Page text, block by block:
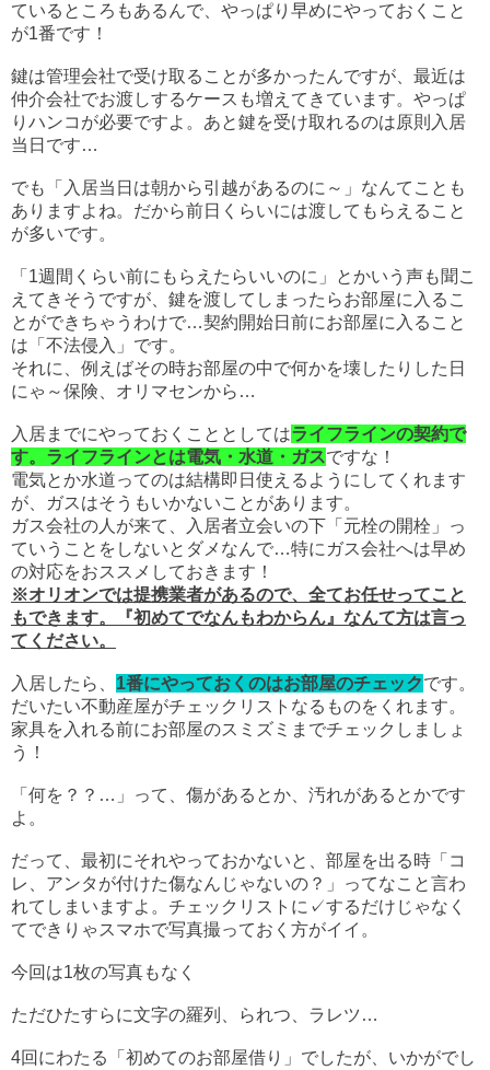
ているところもあるんで、やっぱり早めにやっておくこと
が1番です！
鍵は管理会社で受け取ることが多かったんですが、最近は
仲介会社でお渡しするケースも増えてきています。やっぱ
り ハンコが必要ですよ。あと鍵を受け取れるのは原則入居
当日 です…
でも「入居当日は朝から引越があるのに～」なんてことも
ありますよね。だから前日くらいには渡してもらえること
が多いです。
「1週間くらい前にもらえたらいいのに」とかいう声も聞こ
えてきそうですが、鍵を渡してしまったらお部屋に入るこ
とができちゃうわけで…契約開始日前にお部屋に入ること
は「不法侵入」です。
それに、例えばその時お部屋の中で何かを壊したりした日
にゃ～保険、オリマセンから…
入居までにやっておくこととしてはライフラインの契約で
す。ライフラインとは電気・水道・ガスですな！
電気とか水道ってのは結構即日使えるようにしてくれます
が、ガスはそうもいかないことがあります。
ガス会社の人が来て、入居者立会いの下「元栓の開栓」っ
ていうことをしないとダメなんで…特にガス会社へは早め
の対応をおススメしておきます！
※オリオンでは提携業者があるので、全てお任せってこと
もできます。『初めてでなんもわからん』なんて方は言っ
てください。
入 居したら、 1番にやっておくのはお部屋のチェックです。
だいたい不動産屋がチェックリストなるものをくれます。
家具を入れる前にお部屋のスミズミまでチェックしましょ
う！
「何を？？…」って、傷があるとか、汚れがあるとかです
よ。
だって、最初にそれやっておかないと、部屋を出る時「コ
レ、アンタが付けた傷なんじゃないの？」ってなこと言わ
れてしまいますよ。チェックリストに✓するだけじゃなく
てできりゃスマホで写真撮っておく方がイイ。
今回は1枚の写真もなく
ただひたすらに文字の羅列、られつ、ラレツ…
4回にわたる「初めてのお部屋借り」でしたが、いかがでし